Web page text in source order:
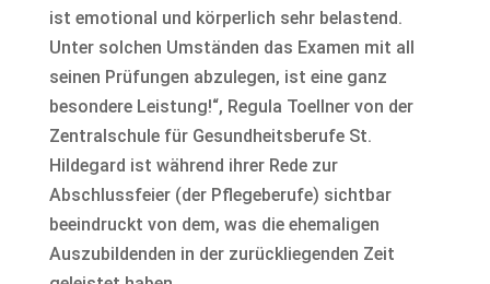
ist emotional und körperlich sehr belastend.
Unter solchen Umständen das Examen mit all
seinen Prüfungen abzulegen, ist eine ganz
besondere Leistung!“, Regula Toellner von der
Zentralschule für Gesundheitsberufe St.
Hildegard ist während ihrer Rede zur
Abschlussfeier (der Pflegeberufe) sichtbar
beeindruckt von dem, was die ehemaligen
Auszubildenden in der zurückliegenden Zeit